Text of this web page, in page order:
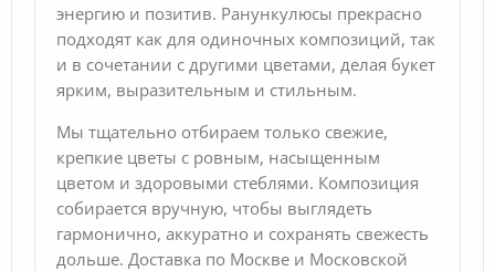
энергию и позитив. Ранункулюсы прекрасно
подходят как для одиночных композиций, так
и в сочетании с другими цветами, делая букет
ярким, выразительным и стильным.
Мы тщательно отбираем только свежие,
крепкие цветы с ровным, насыщенным
цветом и здоровыми стеблями. Композиция
собирается вручную, чтобы выглядеть
гармонично, аккуратно и сохранять свежесть
дольше. Доставка по Москве и Московской